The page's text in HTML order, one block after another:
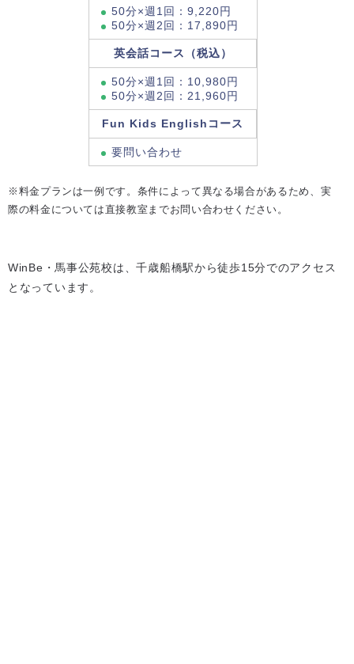
50分×週1回：9,220円
50分×週2回：17,890円
英会話コース（税込）
50分×週1回：10,980円
50分×週2回：21,960円
Fun Kids Englishコース
要問い合わせ
※料金プランは一例です。条件によって異なる場合があるため、実
際の料金については直接教室までお問い合わせください。
WinBe・馬事公苑校は、千歳船橋駅から徒歩15分でのアクセス
となっています。